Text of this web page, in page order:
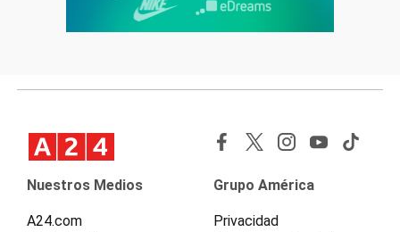
Nuestros Medios
A24.com
Grupo América
Privacidad